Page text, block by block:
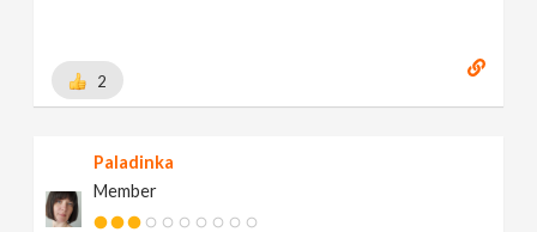
2
Paladinka
Member